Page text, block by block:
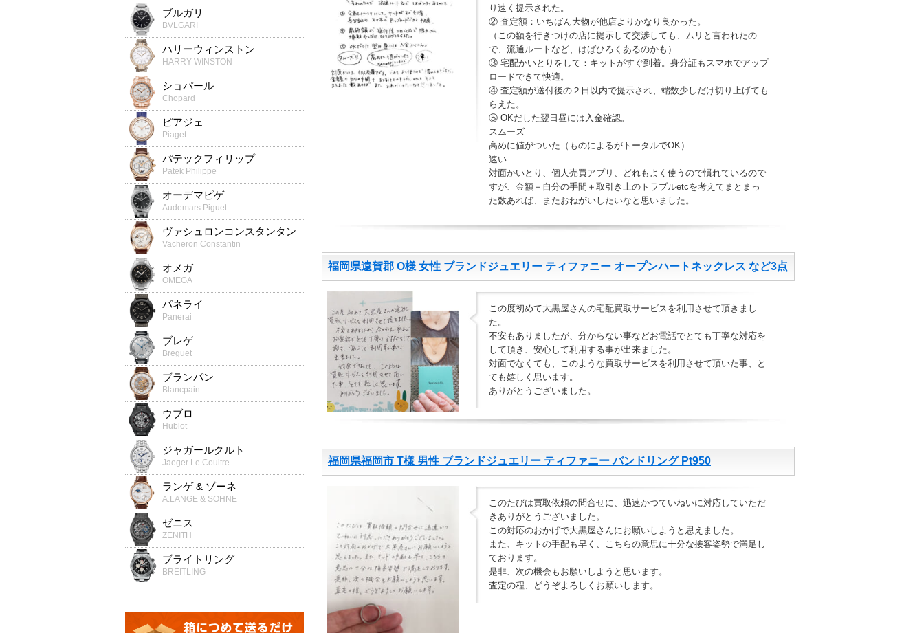
り速く提示された。
② 査定額：いちばん大物が他店よりかなり良かった。
（この額を行きつけの店に提示して交渉しても、ムリと言われたの
で、流通ルートなど、はばひろくあるのかも）
③ 宅配かいとりをして：キットがすぐ到着。身分証もスマホでアップ
ロードできて快適。
④ 査定額が送付後の２日以内で提示され、端数少しだけ切り上げても
らえた。
⑤ OKだした翌日昼には入金確認。
スムーズ
高めに値がついた（ものによるがトータルでOK）
速い
対面かいとり、個人売買アプリ、どれもよく使うので慣れているので
すが、金額＋自分の手間＋取引き上のトラブルetcを考えてまとまっ
た数あれば、またおねがいしたいなと思いました。
福岡県遠賀郡 O様 女性 ブランドジュエリー ティファニー オープンハートネックレス など3点
この度初めて大黒屋さんの宅配買取サービスを利用させて頂きまし
た。
不安もありましたが、分からない事などお電話でとても丁寧な対応を
して頂き、安心して利用する事が出来ました。
対面でなくても、このような買取サービスを利用させて頂いた事、と
ても嬉しく思います。
ありがとうございました。
福岡県福岡市 T様 男性 ブランドジュエリー ティファニー バンドリング Pt950
このたびは買取依頼の問合せに、迅速かつていねいに対応していただ
きありがとうございました。
この対応のおかげで大黒屋さんにお願いしようと思えました。
また、キットの手配も早く、こちらの意思に十分な接客姿勢で満足し
ております。
是非、次の機会もお願いしようと思います。
査定の程、どうぞよろしくお願いします。
ブルガリ
BVLGARI
ハリーウィンストン
HARRY WINSTON
ショパール
Chopard
ピアジェ
Piaget
パテックフィリップ
Patek Philippe
オーデマピゲ
Audemars Piguet
ヴァシュロンコンスタンタン
Vacheron Constantin
オメガ
OMEGA
パネライ
Panerai
ブレゲ
Breguet
ブランパン
Blancpain
ウブロ
Hublot
ジャガールクルト
Jaeger Le Coultre
ランゲ & ゾーネ
A.LANGE & SOHNE
ゼニス
ZENITH
ブライトリング
BREITLING